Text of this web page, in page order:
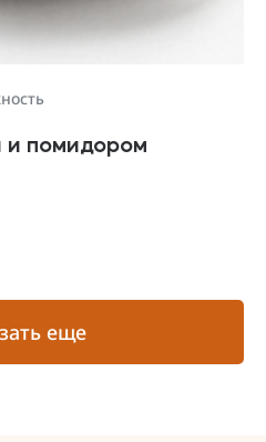
и помидором
еще